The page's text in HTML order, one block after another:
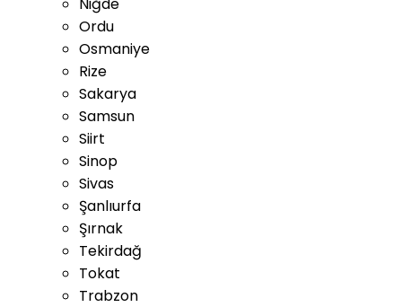
Ordu
Osmaniye
Rize
Sakarya
Samsun
Siirt
Sinop
Sivas
Şanlıurfa
Şırnak
Tekirdağ
Tokat
Trabzon